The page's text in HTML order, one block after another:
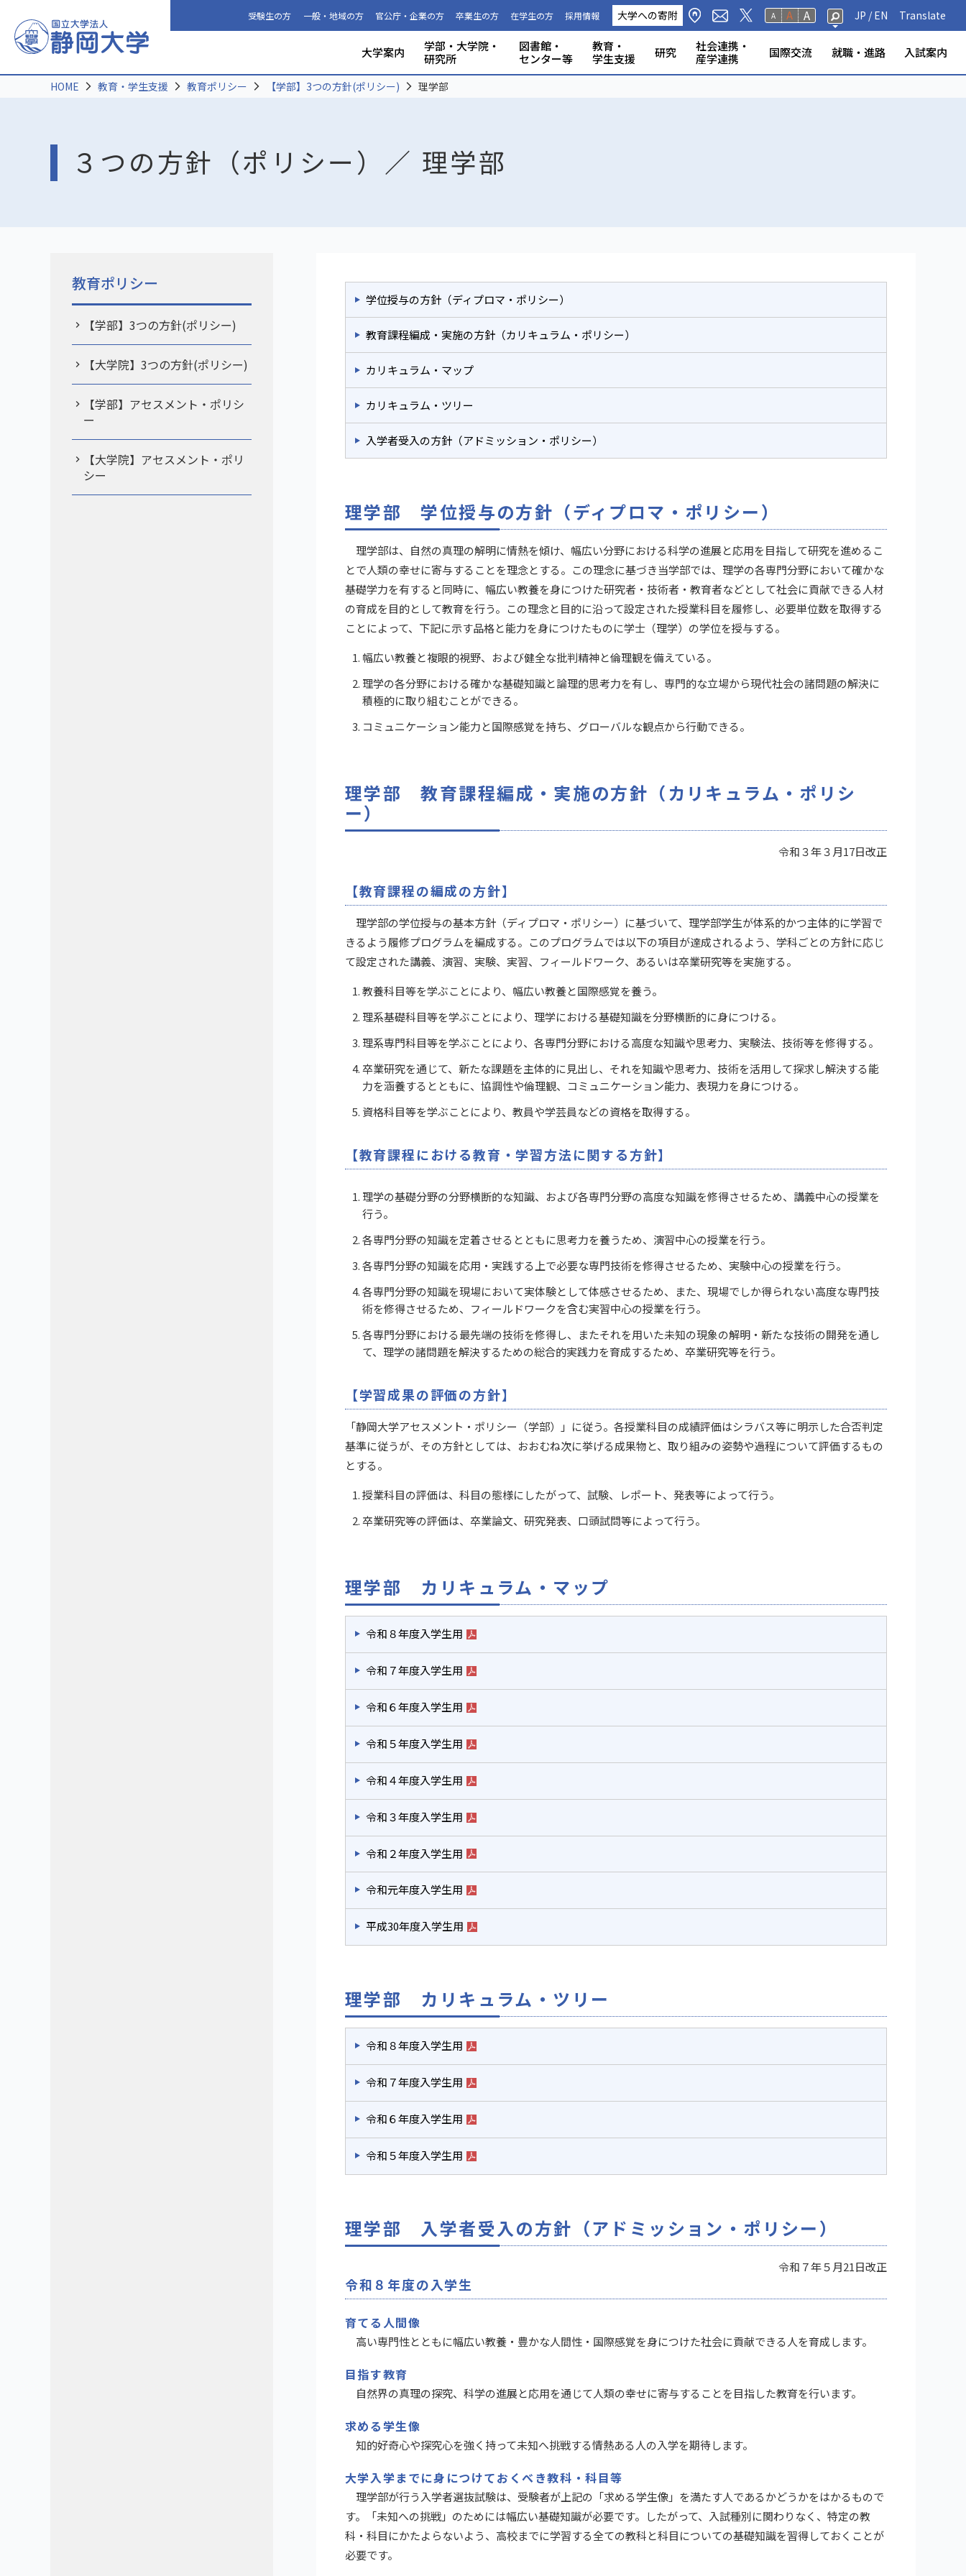
受験生の方 一般・地域の方 官公庁・企業の方 卒業生の方 在学生の方 採用情報 大学への寄附 A A A JP /EN Translate
大学案内
大学の概要
共同利用
事務組織・窓口
学部・大学院・
研究所
人文社会科学部
理学部
グローバル共創科学部
電子工学研究所
図書館・
センター等
附属図書館
教育・
学生支援
教育ポリシー
学生生活
特別教育プログラム
研究
研究成果（プレスリリース）
研究者インタビュー
研究フェロー・若手重点研究
プロジェクト研究所
機器の共同利用
社会連携・
産学連携
社会連携
本学教職員への兼業依頼
国際交流
国際連携推進機構につい
て
海外から静岡大学への留
静岡大学から海外への留
学
就職・進路 入試案内
学部入試
3年次編入
科目等履修生・聴講生・研究
３つの方針（ポリシー）／ 理学部
HOME 教育・学生支援 教育ポリシー 【学部】3つの方針(ポリシー) 理学部
学位授与の方針（ディプロマ・ポリシー）
教育課程編成・実施の方針（カリキュラム・ポリシー）
カリキュラム・マップ
カリキュラム・ツリー
入学者受入の方針（アドミッション・ポリシー）
理学部 学位授与の方針（ディプロマ・ポリシー）
理学部は、自然の真理の解明に情熱を傾け、幅広い分野における科学の進展と応用を目指して研究を進めるこ
とで人類の幸せに寄与することを理念とする。この理念に基づき当学部では、理学の各専門分野において確かな
基礎学力を有すると同時に、幅広い教養を身につけた研究者・技術者・教育者などとして社会に貢献できる人材
の育成を目的として教育を行う。この理念と目的に沿って設定された授業科目を履修し、必要単位数を取得する
ことによって、下記に示す品格と能力を身につけたものに学士（理学）の学位を授与する。
幅広い教養と複眼的視野、および健全な批判精神と倫理観を備えている。
理学の各分野における確かな基礎知識と論理的思考力を有し、専門的な立場から現代社会の諸問題の解決に
積極的に取り組むことができる。
コミュニケーション能力と国際感覚を持ち、グローバルな観点から行動できる。
理学部 教育課程編成・実施の方針（カリキュラム・ポリシ
ー）
令和３年３月17日改正
【教育課程の編成の方針】
理学部の学位授与の基本方針（ディプロマ・ポリシー）に基づいて、理学部学生が体系的かつ主体的に学習で
きるよう履修プログラムを編成する。このプログラムでは以下の項目が達成されるよう、学科ごとの方針に応じ
て設定された講義、演習、実験、実習、フィールドワーク、あるいは卒業研究等を実施する。
教養科目等を学ぶことにより、幅広い教養と国際感覚を養う。
理系基礎科目等を学ぶことにより、理学における基礎知識を分野横断的に身につける。
理系専門科目等を学ぶことにより、各専門分野における高度な知識や思考力、実験法、技術等を修得する。
卒業研究を通じて、新たな課題を主体的に見出し、それを知識や思考力、技術を活用して探求し解決する能
力を涵養するとともに、協調性や倫理観、コミュニケーション能力、表現力を身につける。
資格科目等を学ぶことにより、教員や学芸員などの資格を取得する。
【教育課程における教育・学習方法に関する方針】
理学の基礎分野の分野横断的な知識、および各専門分野の高度な知識を修得させるため、講義中心の授業を
行う。
各専門分野の知識を定着させるとともに思考力を養うため、演習中心の授業を行う。
各専門分野の知識を応用・実践する上で必要な専門技術を修得させるため、実験中心の授業を行う。
各専門分野の知識を現場において実体験として体感させるため、また、現場でしか得られない高度な専門技
術を修得させるため、フィールドワークを含む実習中心の授業を行う。
各専門分野における最先端の技術を修得し、またそれを用いた未知の現象の解明・新たな技術の開発を通し
て、理学の諸問題を解決するための総合的実践力を育成するため、卒業研究等を行う。
【学習成果の評価の方針】
「静岡大学アセスメント・ポリシー（学部）」に従う。各授業科目の成績評価はシラバス等に明示した合否判定
基準に従うが、その方針としては、おおむね次に挙げる成果物と、取り組みの姿勢や過程について評価するもの
とする。
授業科目の評価は、科目の態様にしたがって、試験、レポート、発表等によって行う。
卒業研究等の評価は、卒業論文、研究発表、口頭試問等によって行う。
理学部 カリキュラム・マップ
令和８年度入学生用
令和７年度入学生用
令和６年度入学生用
令和５年度入学生用
令和４年度入学生用
令和３年度入学生用
令和２年度入学生用
令和元年度入学生用
平成30年度入学生用
理学部 カリキュラム・ツリー
令和８年度入学生用
令和７年度入学生用
令和６年度入学生用
令和５年度入学生用
理学部 入学者受入の方針（アドミッション・ポリシー）
令和７年５月21日改正
令和８年度の入学生
育てる人間像
高い専門性とともに幅広い教養・豊かな人間性・国際感覚を身につけた社会に貢献できる人を育成します。
目指す教育
自然界の真理の探究、科学の進展と応用を通じて人類の幸せに寄与することを目指した教育を行います。
求める学生像
知的好奇心や探究心を強く持って未知へ挑戦する情熱ある人の入学を期待します。
大学入学までに身につけておくべき教科・科目等
理学部が行う入学者選抜試験は、受験者が上記の「求める学生像」を満たす人であるかどうかをはかるもので
す。「未知への挑戦」のためには幅広い基礎知識が必要です。したがって、入試種別に関わりなく、特定の教
科・科目にかたよらないよう、高校までに学習する全ての教科と科目についての基礎知識を習得しておくことが
必要です。
教育ポリシー
【学部】3つの方針(ポリシー)
【大学院】3つの方針(ポリシー)
【学部】アセスメント・ポリシ
ー
【大学院】アセスメント・ポリ
シー